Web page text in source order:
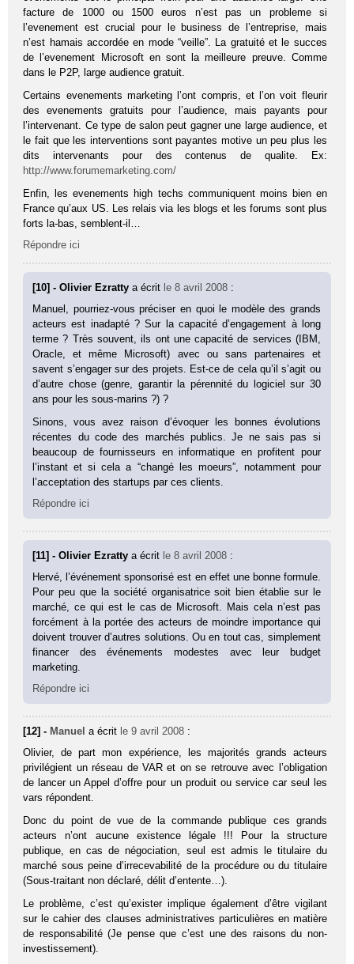
facture de 1000 ou 1500 euros n’est pas un probleme si
l’evenement est crucial pour le business de l’entreprise, mais
n’est hamais accordée en mode “veille”. La gratuité et le succes
de l’evenement Microsoft en sont la meilleure preuve. Comme
dans le P2P, large audience gratuit.
Certains evenements marketing l’ont compris, et l’on voit fleurir
des evenements gratuits pour l’audience, mais payants pour
l’intervenant. Ce type de salon peut gagner une large audience, et
le fait que les interventions sont payantes motive un peu plus les
dits intervenants pour des contenus de qualite. Ex:
http://www.forumemarketing.com/
Enfin, les evenements high techs communiquent moins bien en
France qu’aux US. Les relais via les blogs et les forums sont plus
forts la-bas, semblent-il…
Répondre ici
[10] - Olivier Ezrattya écrit le 8 avril 2008 :
Manuel, pourriez-vous préciser en quoi le modèle des grands
acteurs est inadapté ? Sur la capacité d’engagement à long
terme ? Très souvent, ils ont une capacité de services (IBM,
Oracle, et même Microsoft) avec ou sans partenaires et
savent s’engager sur des projets. Est-ce de cela qu’il s’agit ou
d’autre chose (genre, garantir la pérennité du logiciel sur 30
ans pour les sous-marins ?) ?
Sinons, vous avez raison d’évoquer les bonnes évolutions
récentes du code des marchés publics. Je ne sais pas si
beaucoup de fournisseurs en informatique en profitent pour
l’instant et si cela a “changé les moeurs”, notamment pour
l’acceptation des startups par ces clients.
Répondre ici
[11] - Olivier Ezrattya écrit le 8 avril 2008 :
Hervé, l’événement sponsorisé est en effet une bonne formule.
Pour peu que la société organisatrice soit bien établie sur le
marché, ce qui est le cas de Microsoft. Mais cela n’est pas
forcément à la portée des acteurs de moindre importance qui
doivent trouver d’autres solutions. Ou en tout cas, simplement
financer des événements modestes avec leur budget
marketing.
Répondre ici
[12] - Manuel a écrit le 9 avril 2008 :
Olivier, de part mon expérience, les majorités grands acteurs
privilégient un réseau de VAR et on se retrouve avec l’obligation
de lancer un Appel d’offre pour un produit ou service car seul les
vars répondent.
Donc du point de vue de la commande publique ces grands
acteurs n’ont aucune existence légale !!! Pour la structure
publique, en cas de négociation, seul est admis le titulaire du
marché sous peine d’irrecevabilité de la procédure ou du titulaire
(Sous-traitant non déclaré, délit d’entente…).
Le problème, c’est qu’exister implique également d’être vigilant
sur le cahier des clauses administratives particulières en matière
de responsabilité (Je pense que c’est une des raisons du non-
investissement).